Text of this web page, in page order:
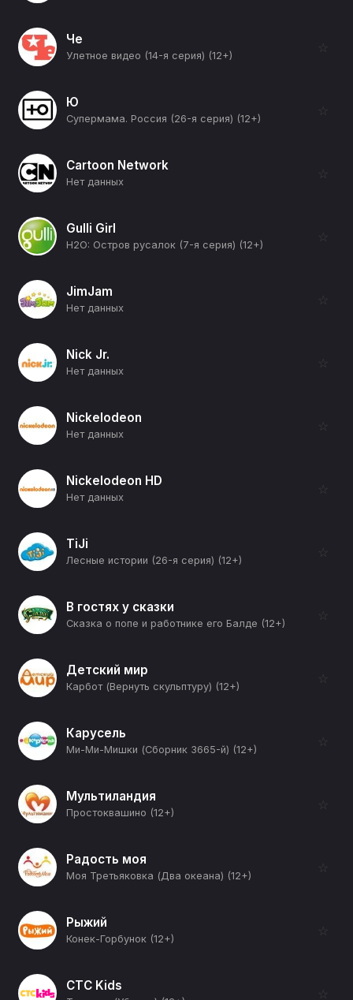
Че
Улетное видео (14-я серия) (12+)
☆
Ю
Супермама. Россия (26-я серия) (12+)
☆
Cartoon Network
Нет данных
☆
Gulli Girl
H2O: Остров русалок (7-я серия) (12+)
☆
JimJam
Нет данных
☆
Nick Jr.
Нет данных
☆
Nickelodeon
Нет данных
☆
Nickelodeon HD
Нет данных
☆
TiJi
Лесные истории (26-я серия) (12+)
☆
В гостях у сказки
Сказка о попе и работнике его Балде (12+)
☆
Детский мир
Карбот (Вернуть скульптуру) (12+)
☆
Карусель
Ми-Ми-Мишки (Сборник 3665-й) (12+)
☆
Мультиландия
Простоквашино (12+)
☆
Радость моя
Моя Третьяковка (Два океана) (12+)
☆
Рыжий
Конек-Горбунок (12+)
☆
СТС Kids ☆